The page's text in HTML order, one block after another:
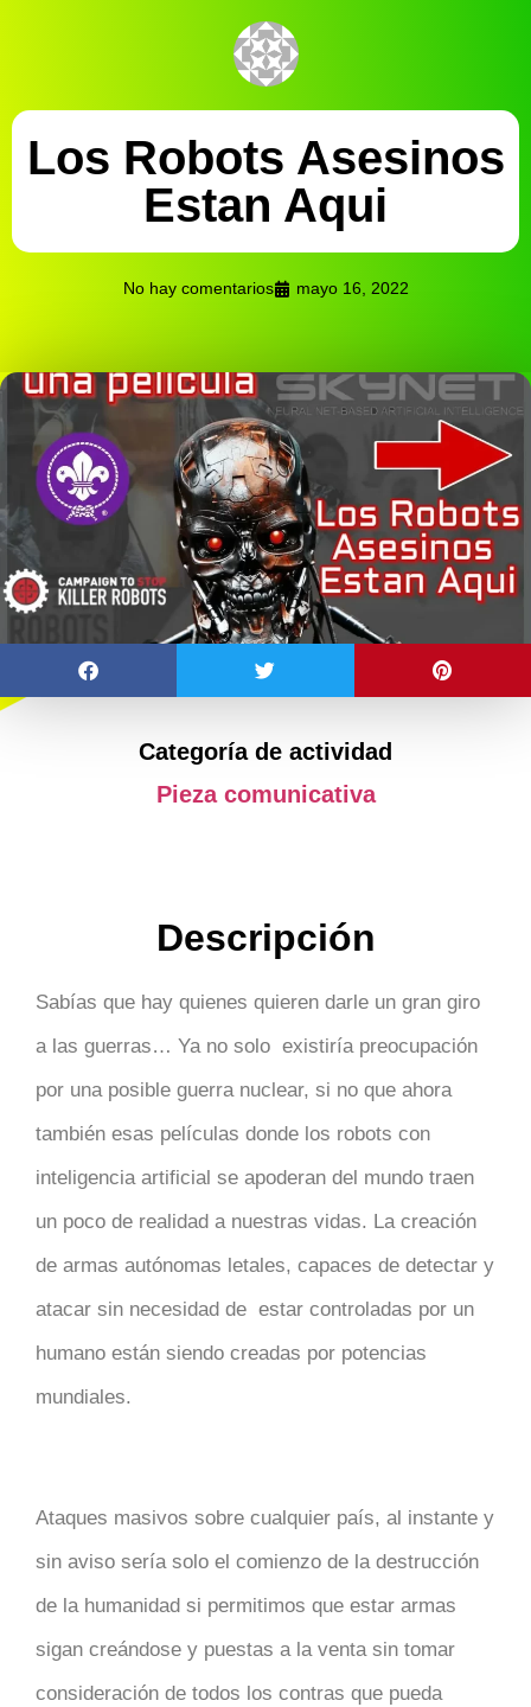
Los Robots Asesinos
Estan Aqui
No hay comentarios mayo 16, 2022
Categoría de actividad
Pieza comunicativa
Descripción
Sabías que hay quienes quieren darle un gran giro
a las guerras… Ya no solo existiría preocupación
por una posible guerra nuclear, si no que ahora
también esas películas donde los robots con
inteligencia artificial se apoderan del mundo traen
un poco de realidad a nuestras vidas. La creación
de armas autónomas letales, capaces de detectar y
atacar sin necesidad de estar controladas por un
humano están siendo creadas por potencias
mundiales.
Ataques masivos sobre cualquier país, al instante y
sin aviso sería solo el comienzo de la destrucción
de la humanidad si permitimos que estar armas
sigan creándose y puestas a la venta sin tomar
consideración de todos los contras que pueda